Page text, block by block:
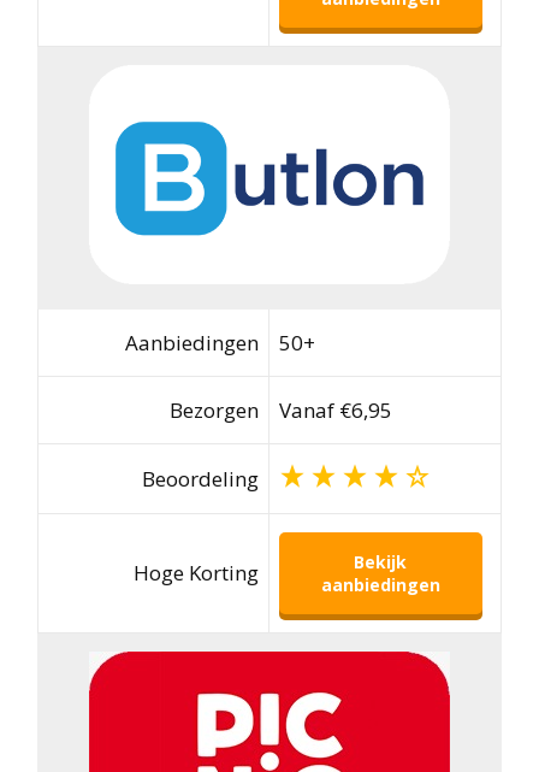
Aanbiedingen 50+
Bezorgen Vanaf €6,95
Beoordeling
Hoge Korting
Bekijk
aanbiedingen